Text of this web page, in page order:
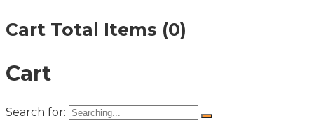
Cart Total Items (0)
Cart
Search for: